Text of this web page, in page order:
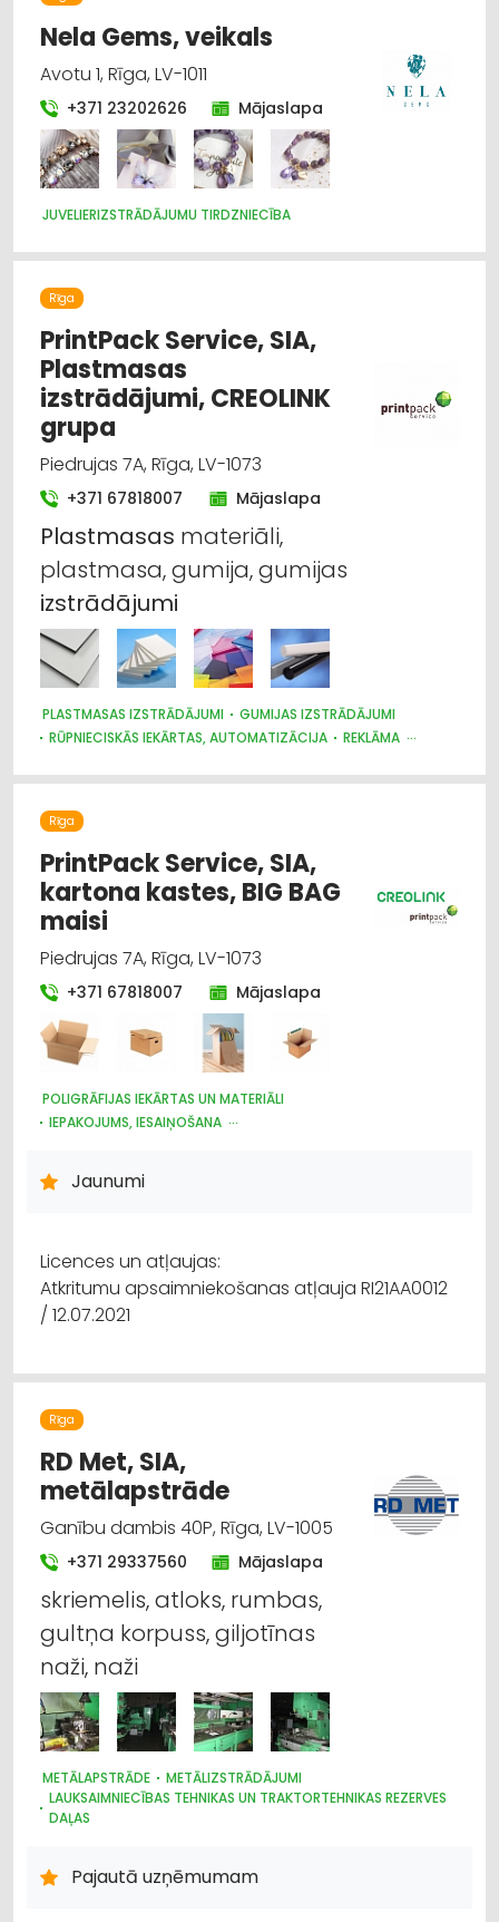
Nela Gems, veikals
Avotu 1, Rīga, LV-1011
+371 23202626 Mājaslapa
JUVELIERIZSTRĀDĀJUMU TIRDZNIECĪBA
Rīga
PrintPack Service, SIA,
Plastmasas
izstrādājumi, CREOLINK
grupa
Piedrujas 7A, Rīga, LV-1073
+371 67818007 Mājaslapa
Plastmasas materiāli,
plastmasa, gumija, gumijas
izstrādājumi
PLASTMASAS IZSTRĀDĀJUMI
GUMIJAS IZSTRĀDĀJUMI
RŪPNIECISKĀS IEKĀRTAS, AUTOMATIZĀCIJA
REKLĀMA
Rīga
PrintPack Service, SIA,
kartona kastes, BIG BAG
maisi
Piedrujas 7A, Rīga, LV-1073
+371 67818007 Mājaslapa
POLIGRĀFIJAS IEKĀRTAS UN MATERIĀLI
IEPAKOJUMS, IESAIŅOŠANA
PAPĪRA UN TĀ IZSTRĀDĀJUMU TIRDZNIECĪBA
PLASTMASAS IZSTRĀDĀJUMI
Jaunumi
Licences un atļaujas:
Atkritumu apsaimniekošanas atļauja RI21AA0012
/ 12.07.2021
Rīga
RD Met, SIA,
metālapstrāde
Ganību dambis 40P, Rīga, LV-1005
+371 29337560 Mājaslapa
skriemelis, atloks, rumbas,
gultņa korpuss, giljotīnas
naži, naži
METĀLAPSTRĀDE
METĀLIZSTRĀDĀJUMI
LAUKSAIMNIECĪBAS TEHNIKAS UN TRAKTORTEHNIKAS REZERVES
DAĻAS
PLASTMASAS IZSTRĀDĀJUMI
Pajautā uzņēmumam